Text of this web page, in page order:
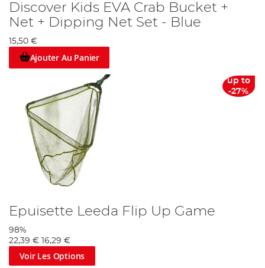
Discover Kids EVA Crab Bucket +
Net + Dipping Net Set - Blue
15,50 €
Ajouter Au Panier
up to
-27%
Epuisette Leeda Flip Up Game
98%
22,39 € 16,29 €
Voir Les Options